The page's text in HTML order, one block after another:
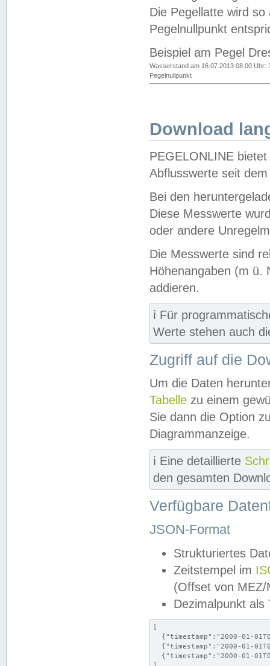
Die Pegellatte wird
Pegelnullpunkt
Beispiel am Pegel
Wasserstand am 16.07.2013 08:00 Uhr:
Pegelnullpunkt
Download
PEGELONLINE
Abflusswerte seit
Bei den
Diese Messwerte
oder andere
Die Messwerte sind
Höhenangaben (m ü.
addieren.
ℹ️ Für
Werte stehen auch
Zugriff auf die
Um die Daten
Tabelle zu einem
Sie dann die Option
Diagrammanzeige.
ℹ️ Eine detaillierte
den gesamten
Verfügbare
JSON-Format
Strukturiertes
Zeitstempel im
(Offset von MEZ/
Dezimalpunkt als
[
{"timestamp":"2000-01-
{"timestamp":"2000-01-
{"timestamp":"2000-01-